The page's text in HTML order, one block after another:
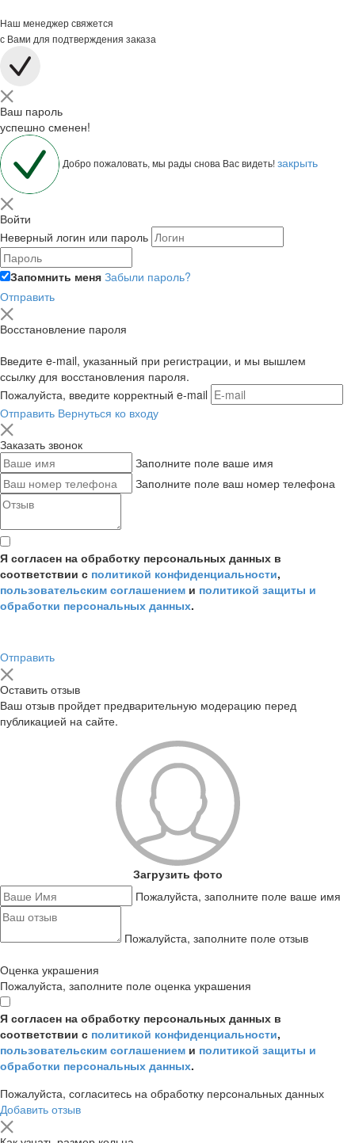
Наш менеджер свяжется
с Вами для подтверждения заказа
Ваш пароль
успешно сменен!
Добро пожаловать, мы рады снова Вас видеть!закрыть
Войти
Неверный логин или пароль
Запомнить меня Забыли пароль?
Отправить
Восстановление пароля
Введите e-mail, указанный при регистрации, и мы вышлем
ссылку для восстановления пароля.
Пожалуйста, введите корректный e-mail
Отправить Вернуться ко входу
Заказать звонок
Заполните поле ваше имя
Заполните поле ваш номер телефона
Я согласен на обработку персональных данных в
соответствии с политикой конфиденциальности,
пользовательским соглашением и политикой защиты и
обработки персональных данных.
Отправить
Оставить отзыв
Ваш отзыв пройдет предварительную модерацию перед
публикацией на сайте.
Загрузить фото
Пожалуйста, заполните поле ваше имя
Пожалуйста, заполните поле отзыв
Оценка украшения
Пожалуйста, заполните поле оценка украшения
Я согласен на обработку персональных данных в
соответствии с политикой конфиденциальности,
пользовательским соглашением и политикой защиты и
обработки персональных данных.
Пожалуйста, согласитесь на обработку персональных данных
Добавить отзыв